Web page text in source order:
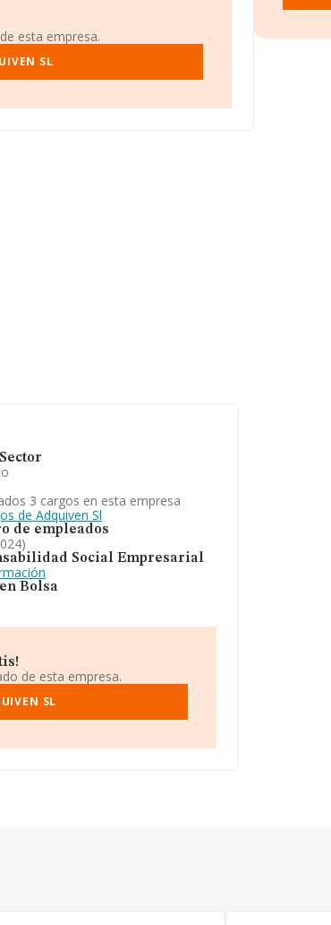
ha tenido un número de
985351758 y el correo electrónico
esta empresa.
SL
3 cargos en esta empresa
de Adquiven Sl
de empleados
Social Empresarial
Bolsa
de esta empresa.
SL